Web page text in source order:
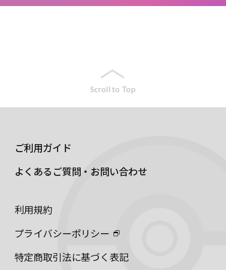
Scroll to Top
ご利用ガイド
よくあるご質問・お問い合わせ
利用規約
プライバシーポリシー
特定商取引法に基づく表記